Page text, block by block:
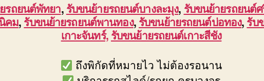
รถยนต์พัทยา, รับขนย้ายรถยนต์บางละมุง, รับขนย้ายรถยนต์
คม, รับขนย้ายรถยนต์พานทอง, รับขนย้ายรถยนต์บ่อทอง, รับ
เกาะจันทร์, รับขนย้ายรถยนต์เกาะสีชัง
ถึงพิกัดที่หมายไว ไม่ต้องรอนาน